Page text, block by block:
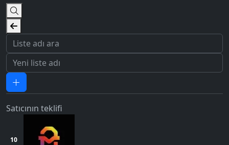
Satıcının teklifi
10